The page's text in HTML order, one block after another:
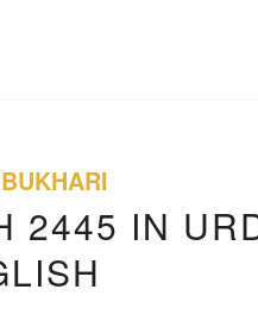
2445 IN